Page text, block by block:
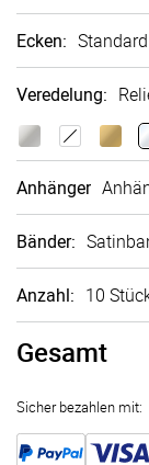
Ecken:
Veredelung:
Anhänger
Bänder:
Anzahl: 10
Gesamt
Sicher bezahlen mit: